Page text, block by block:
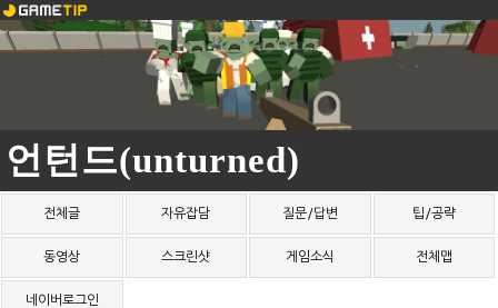
언턴드(unturned)
전체글 자유잡담 질문/답변 팁/공략
동영상 스크린샷 게임소식 전체맵
네이버로그인